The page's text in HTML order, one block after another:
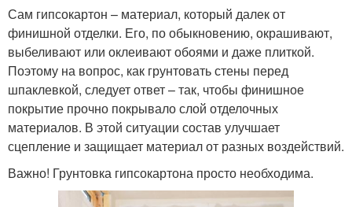
Сам гипсокартон – материал, который далек от
финишной отделки. Его, по обыкновению, окрашивают,
выбеливают или оклеивают обоями и даже плиткой.
Поэтому на вопрос, как грунтовать стены перед
шпаклевкой, следует ответ – так, чтобы финишное
покрытие прочно покрывало слой отделочных
материалов. В этой ситуации состав улучшает
сцепление и защищает материал от разных воздействий.
Важно! Грунтовка гипсокартона просто необходима.